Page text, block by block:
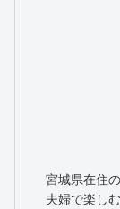
宮城県在住
夫婦で楽し